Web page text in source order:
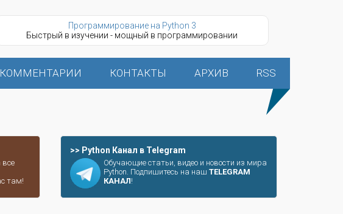
Программирование на Python 3
Быстрый в изучении - мощный в программировании
КОММЕНТАРИИ КОНТАКТЫ АРХИВ RSS
все
там!
>> Python Канал в Telegram
Обучающие статьи, видео и новости из мира
Python. Подпишитесь на нашTELEGRAM
КАНАЛ!